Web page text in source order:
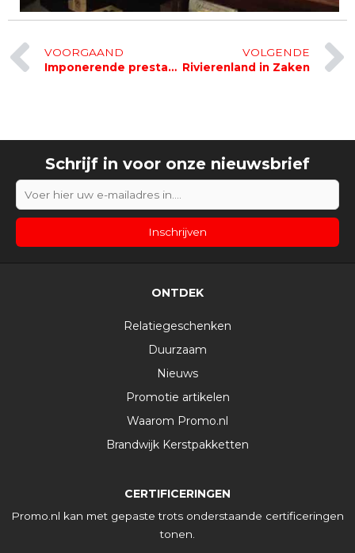
Vorige
VOORGAAND
Imponerende prestatie Brandwijk Runners
VOLGENDE
Rivierenland in Zaken
Schrijf in voor onze nieuwsbrief
ONTDEK
Relatiegeschenken
Duurzaam
Nieuws
Promotie artikelen
Waarom Promo.nl
Brandwijk Kerstpakketten
CERTIFICERINGEN
Promo.nl kan met gepaste trots onderstaande certificeringen
tonen.